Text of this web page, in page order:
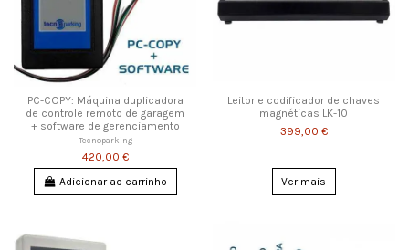
PC-COPY: Máquina duplicadora
de controle remoto de garagem
+ software de gerenciamento
Tecnoparking
420,00 €
Adicionar ao carrinho
Leitor e codificador de chaves
magnéticas LK-10
399,00 €
Ver mais